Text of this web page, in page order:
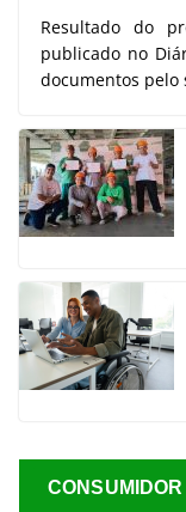
Resultado do
publicado no
documentos pelo
CONSUMIDOR